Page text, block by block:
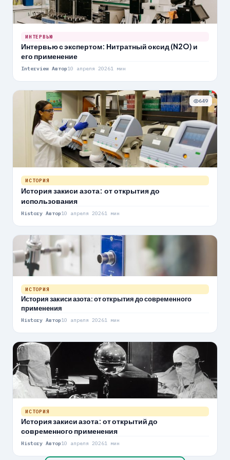
ИНТЕРВЬЮ
Интервью с экспертом: Нитратный оксид (N2O) и
его применение
Interview Автор10 апреля 20261 мин
649
ИСТОРИЯ
История закиси азота: от открытия до
использования
History Автор10 апреля 20261 мин
ИСТОРИЯ
История закиси азота: от открытия до современного
применения
History Автор10 апреля 20261 мин
ИСТОРИЯ
История закиси азота: от открытий до
современного применения
History Автор10 апреля 20261 мин